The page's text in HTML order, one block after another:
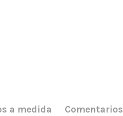
a medida Comentarios